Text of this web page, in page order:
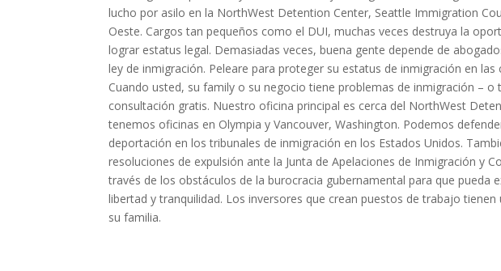
lucho por asilo en la NorthWest Detention Center, Seattle Immigration
Oeste. Cargos tan pequeños como el DUI, muchas veces destruya la
lograr estatus legal. Demasiadas veces, buena gente depende de
ley de inmigración. Peleare para proteger su estatus de inmigración en
Cuando usted, su family o su negocio tiene problemas de inmigración –
consultación gratis. Nuestro oficina principal es cerca del NorthWest
tenemos oficinas en Olympia y Vancouver, Washington. Podemos
deportación en los tribunales de inmigración en los Estados Unidos.
resoluciones de expulsión ante la Junta de Apelaciones de Inmigración y
través de los obstáculos de la burocracia gubernamental para que pueda
libertad y tranquilidad. Los inversores que crean puestos de trabajo
su familia.